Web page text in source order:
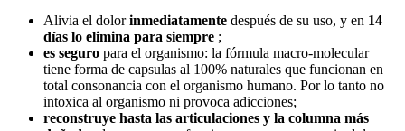
Alivia el dolorinmediatamente después de su uso, y en 14
días lo elimina para siempre ;
es seguro para el organismo: la fórmula macro-molecular
tiene forma de capsulas al 100% naturales que funcionan en
total consonancia con el organismo humano. Por lo tanto no
intoxica al organismo ni provoca adicciones;
reconstruye hasta las articulaciones y la columna más